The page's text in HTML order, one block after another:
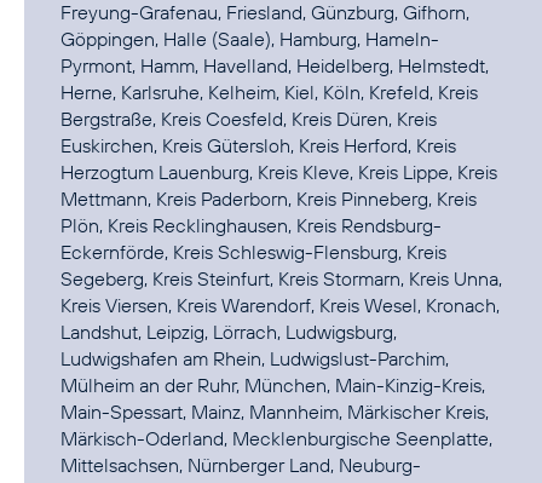
Freyung-Grafenau, Friesland, Günzburg, Gifhorn,
Göppingen, Halle (Saale), Hamburg, Hameln-
Pyrmont, Hamm, Havelland, Heidelberg, Helmstedt,
Herne, Karlsruhe, Kelheim, Kiel, Köln, Krefeld, Kreis
Bergstraße, Kreis Coesfeld, Kreis Düren, Kreis
Euskirchen, Kreis Gütersloh, Kreis Herford, Kreis
Herzogtum Lauenburg, Kreis Kleve, Kreis Lippe, Kreis
Mettmann, Kreis Paderborn, Kreis Pinneberg, Kreis
Plön, Kreis Recklinghausen, Kreis Rendsburg-
Eckernförde, Kreis Schleswig-Flensburg, Kreis
Segeberg, Kreis Steinfurt, Kreis Stormarn, Kreis Unna,
Kreis Viersen, Kreis Warendorf, Kreis Wesel, Kronach,
Landshut, Leipzig, Lörrach, Ludwigsburg,
Ludwigshafen am Rhein, Ludwigslust-Parchim,
Mülheim an der Ruhr, München, Main-Kinzig-Kreis,
Main-Spessart, Mainz, Mannheim, Märkischer Kreis,
Märkisch-Oderland, Mecklenburgische Seenplatte,
Mittelsachsen, Nürnberger Land, Neuburg-